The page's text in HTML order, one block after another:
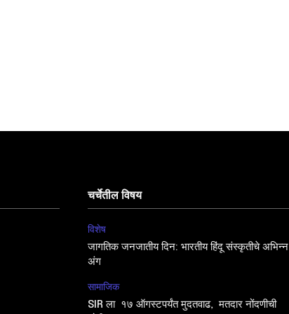
चर्चेतील विषय
विशेष
जागतिक जनजातीय दिन: भारतीय हिंदू संस्कृतीचे अभिन्न
अंग
सामाजिक
SIR ला १७ ऑगस्टपर्यंत मुदतवाढ, मतदार नोंदणीची